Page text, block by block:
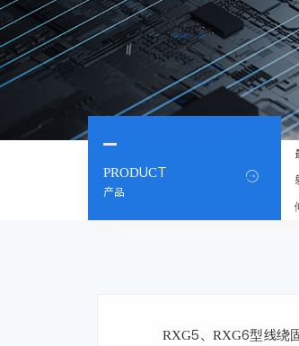
PRODUCT
产品

RXG5、RXG6型线绕